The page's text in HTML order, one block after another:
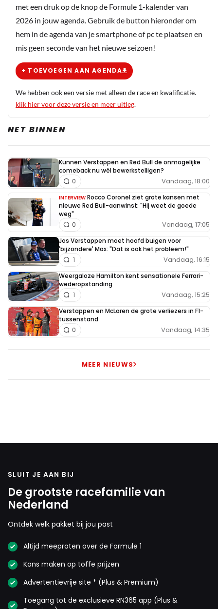
met een druk op de knop de Formule 1-kalender van
2026 in jouw agenda. Gebruik de button hieronder om
hem in de agenda van je smartphone of pc te plaatsen en
mis geen seconde van het nieuwe seizoen!
+ TOEVOEGEN AAN AGENDA
We hebben ook een versie met alleen de race en kwalificatie.
klik hier voor deze versie en meer uitleg.
NET BINNEN
Kunnen Verstappen en Red Bull de onmogelijke
comeback nu wél bewerkstelligen?
Vandaag, 18:00
0
INTERVIEW Rocco Coronel ziet grote kansen met
nieuwe Red Bull-aanwinst: "Hij weet de goede
weg"
Vandaag, 17:05
0
Jos Verstappen moet hoofd buigen voor
'bijzondere' Max: "Dat is ook het probleem!"
Vandaag, 16:15
1
Weergaloze Hamilton kent sensationele Ferrari-
wederopstanding
Vandaag, 15:25
1
Verstappen en McLaren de grote verliezers in F1-
tussenstand
Vandaag, 14:35
0
MEER NIEUWS
SLUIT JE AAN BIJ
De grootste racefamilie van
Nederland
Ontdek welk pakket bij jou past
Altijd meepraten over de Formule 1
Kans maken op toffe prijzen
Advertentievrije site * (Plus & Premium)
Toegang tot de exclusieve RN365 app (Plus &